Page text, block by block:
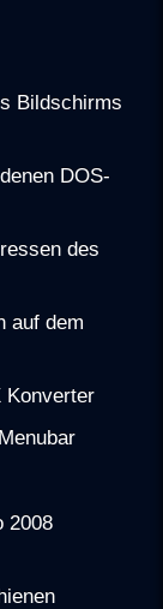
Bildschirms
DOS-
des
auf dem
Konverter
2008